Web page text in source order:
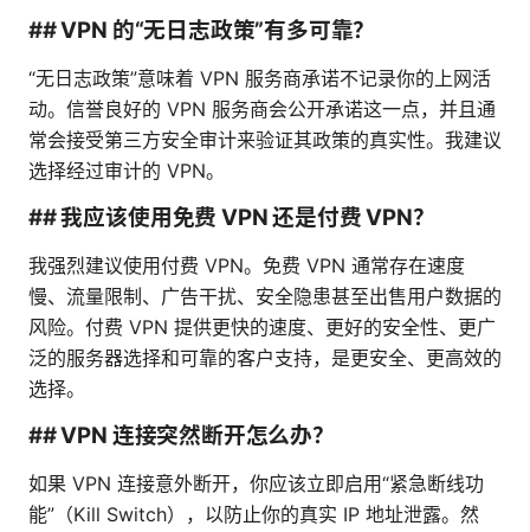
## VPN 的“无日志政策”有多可靠？
“无日志政策”意味着 VPN 服务商承诺不记录你的上网活
动。信誉良好的 VPN 服务商会公开承诺这一点，并且通
常会接受第三方安全审计来验证其政策的真实性。我建议
选择经过审计的 VPN。
## 我应该使用免费 VPN 还是付费 VPN？
我强烈建议使用付费 VPN。免费 VPN 通常存在速度
慢、流量限制、广告干扰、安全隐患甚至出售用户数据的
风险。付费 VPN 提供更快的速度、更好的安全性、更广
泛的服务器选择和可靠的客户支持，是更安全、更高效的
选择。
## VPN 连接突然断开怎么办？
如果 VPN 连接意外断开，你应该立即启用“紧急断线功
能”（Kill Switch），以防止你的真实 IP 地址泄露。然